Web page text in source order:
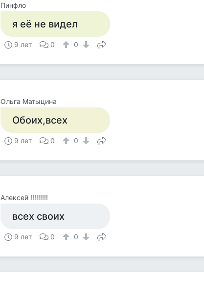
Пинфло
я её не видел
9 лет 0 0
Ольга Матыцина
Обоих,всех
9 лет 0 0
Алексей !!!!!!!!!
всех своих
9 лет 0 0